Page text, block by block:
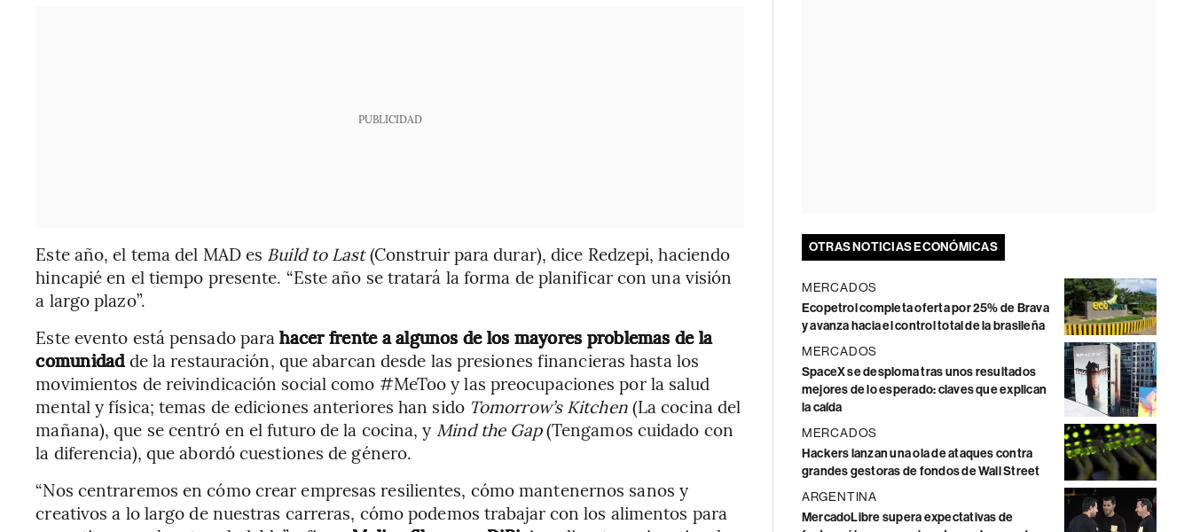
PUBLICIDAD
Este año, el tema del MAD es Build to Last(Construir para durar), dice Redzepi, haciendo
hincapié en el tiempo presente. “Este año se tratará la forma de planificar con una visión
a largo plazo”.
Este evento está pensado para hacer frente a algunos de los mayores problemas de la
comunidadde la restauración, que abarcan desde las presiones financieras hasta los
movimientos de reivindicación social como #MeToo y las preocupaciones por la salud
mental y física; temas de ediciones anteriores han sido Tomorrow’s Kitchen(La cocina del
mañana), que se centró en el futuro de la cocina, y Mind the Gap(Tengamos cuidado con
la diferencia), que abordó cuestiones de género.
“Nos centraremos en cómo crear empresas resilientes, cómo mantenernos sanos y
creativos a lo largo de nuestras carreras, cómo podemos trabajar con los alimentos para
OTRAS NOTICIAS ECONÓMICAS
MERCADOS
Ecopetrol completa oferta por 25% de Brava
y avanza hacia el control total de la brasileña
MERCADOS
SpaceX se desploma tras unos resultados
mejores de lo esperado: claves que explican
la caída
MERCADOS
Hackers lanzan una ola de ataques contra
grandes gestoras de fondos de Wall Street
ARGENTINA
MercadoLibre supera expectativas de